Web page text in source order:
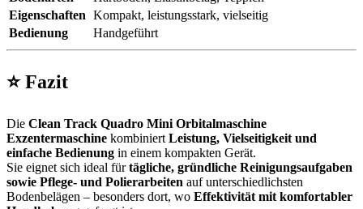
Eigenschaften Kompakt, leistungsstark, vielseitig
Bedienung
Handgeführt
⭐Fazit
Die Clean Track Quadro Mini Orbitalmaschine
Exzentermaschine kombiniert Leistung, Vielseitigkeit und
einfache Bedienung in einem kompakten Gerät.
Sie eignet sich ideal fürtägliche, gründliche Reinigungsaufgaben
sowie Pflege- und Polierarbeiten auf unterschiedlichsten
Bodenbelägen – besonders dort, wo Effektivität mit komfortabler